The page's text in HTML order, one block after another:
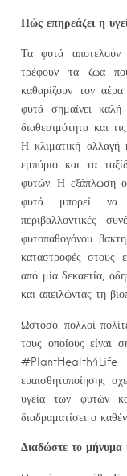
Πώς επηρεάζει η
Τα φυτά αποτελούν
τρέφουν τα ζώα
καθαρίζουν τον
φυτά σημαίνει
διαθεσιμότητα και
Η κλιματική αλλαγή
εμπόριο και τα
φυτών. Η εξάπλωση
φυτά μπορεί να
περιβαλλοντικές
φυτοπαθογόνου
καταστροφές στους
από μία δεκαετία,
και απειλώντας τη
Ωστόσο, πολλοί
τους οποίους είναι
#PlantHealth4Life
ευαισθητοποίησης
υγεία των φυτών
διαδραματίσει ο
Διαδώστε το μήνυμα